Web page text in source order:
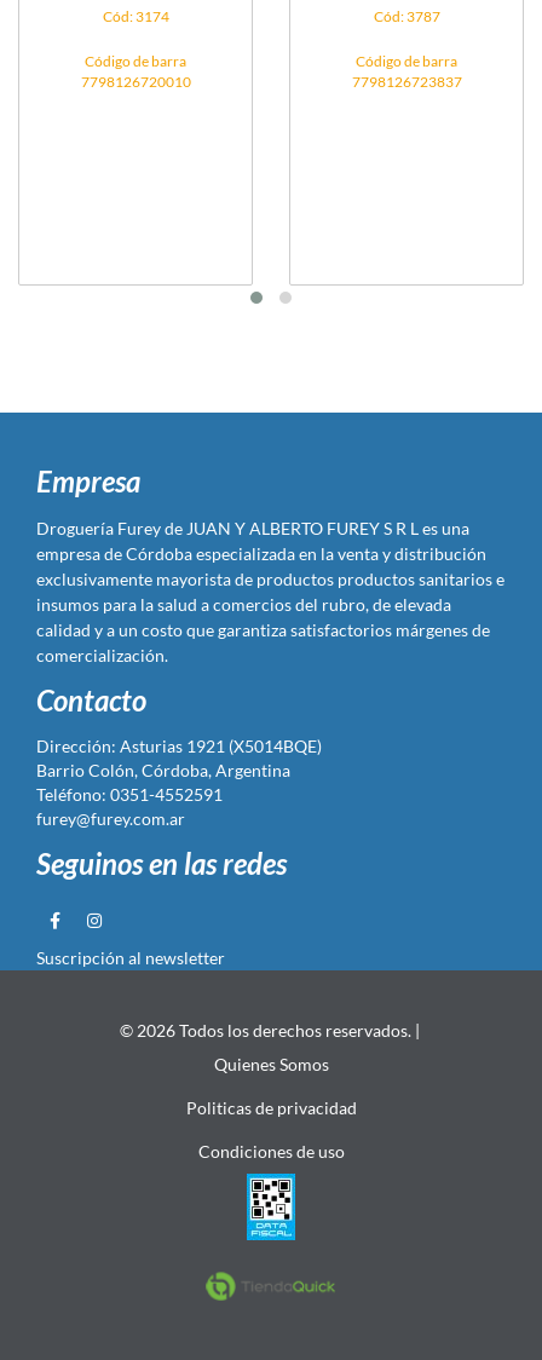
EXTRACTO DE...
Cód: 3174
Código de barra
7798126720010
Cód: 3787
Código de barra
7798126723837
Empresa
Droguería Furey de JUAN Y ALBERTO FUREY S R L es una
empresa de Córdoba especializada en la venta y distribución
exclusivamente mayorista de productos productos sanitarios e
insumos para la salud a comercios del rubro, de elevada
calidad y a un costo que garantiza satisfactorios márgenes de
comercialización.
Contacto
Dirección: Asturias 1921 (X5014BQE)
Barrio Colón, Córdoba, Argentina
Teléfono: 0351-4552591
furey@furey.com.ar
Seguinos en las redes
Suscripción al newsletter
© 2026 Todos los derechos reservados. |
Quienes Somos
Politicas de privacidad
Condiciones de uso